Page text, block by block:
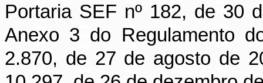
Portaria SEF nº 182, de 30
Anexo 3 do Regulamento
2.870, de 27 de agosto de